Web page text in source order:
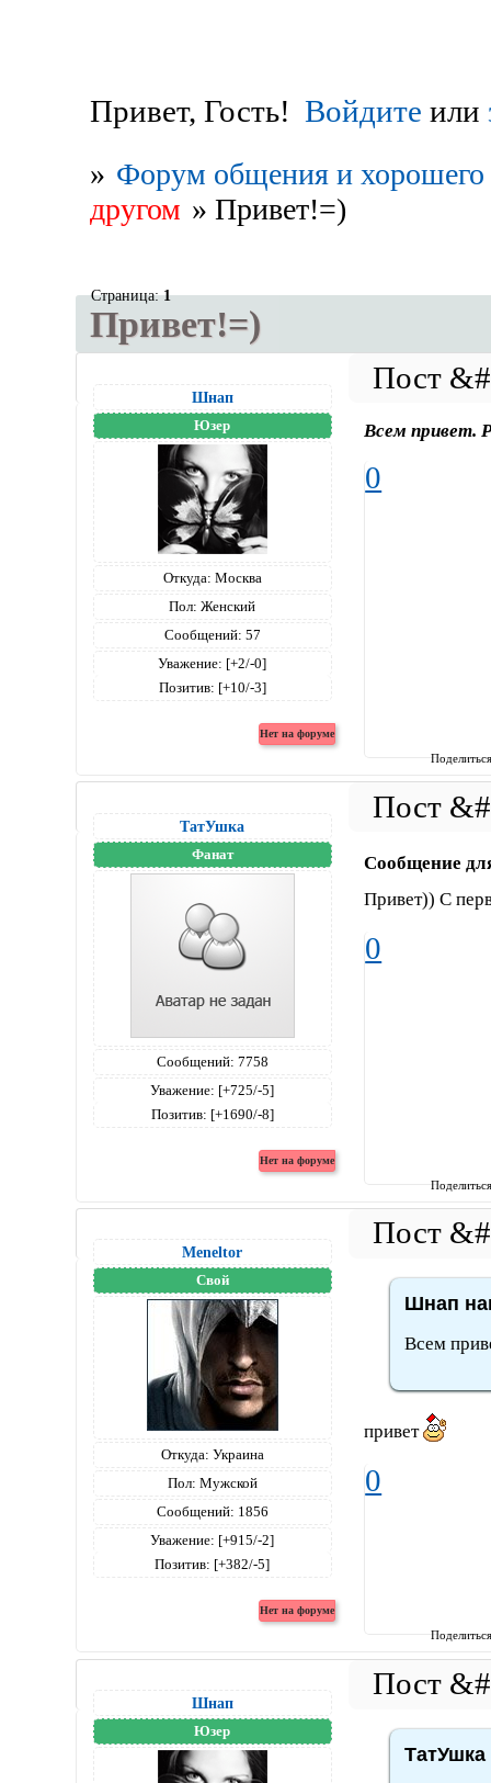
Привет, Гость! Войдите или
» Форум общения и хорошего
другом » Привет!=)
Привет!=)
Страница:1
Шнап
Юзер
Откуда: Москва
Пол: Женский
Сообщений: 57
Уважение: [+2/-0]
Позитив: [+10/-3]
Всем привет.
0
ТатУшка
Фанат
Сообщений: 7758
Уважение: [+725/-5]
Позитив: [+1690/-8]
Сообщение
Привет)) С
0
Meneltоr
Свой
Откуда: Украина
Пол: Мужской
Сообщений: 1856
Уважение: [+915/-2]
Позитив: [+382/-5]
Шнап
Всем
привет
0
Шнап
Юзер
ТатУшка